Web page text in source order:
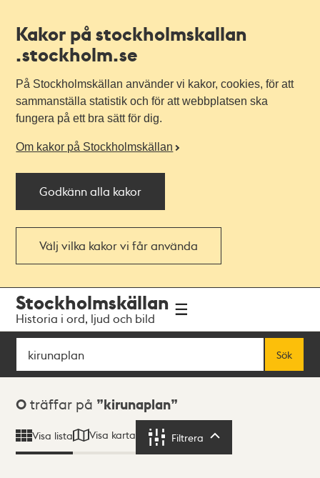
Kakor på stockholmskallan
.stockholm.se
På Stockholmskällan använder vi kakor, cookies, för att
sammanställa statistik och för att webbplatsen ska
fungera på ett bra sätt för dig.
Om kakor på Stockholmskällan
Godkänn alla kakor
Välj vilka kakor vi får använda
navigationen
huvudinnehållet
Stockholmskällan
Historia i ord, ljud och bild
Sök
Sök
Sökresultat
0 träffar på kirunaplan
Visa lista Visa karta Filtrera